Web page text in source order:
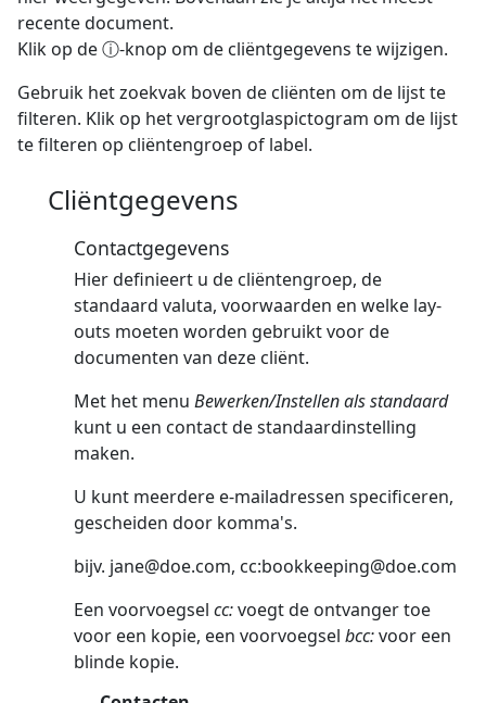
recente document.
Klik op de ⓘ-knop om de cliëntgegevens te wijzigen.
Gebruik het zoekvak boven de cliënten om de lijst te
filteren. Klik op het vergrootglaspictogram om de lijst
te filteren op cliëntengroep of label.
Cliëntgegevens
Contactgegevens
Hier definieert u de cliëntengroep, de
standaard valuta, voorwaarden en welke lay-
outs moeten worden gebruikt voor de
documenten van deze cliënt.
Met het menu Bewerken/Instellen als standaard
kunt u een contact de standaardinstelling
maken.
U kunt meerdere e-mailadressen specificeren,
gescheiden door komma's.
bijv. jane@doe.com, cc:bookkeeping@doe.com
Een voorvoegsel cc:voegt de ontvanger toe
voor een kopie, een voorvoegsel bcc:voor een
blinde kopie.